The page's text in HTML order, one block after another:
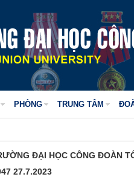
PHÒNG TRUNG TÂM
ĐẠI HỌC CÔNG ĐOÀN
27.7.2023